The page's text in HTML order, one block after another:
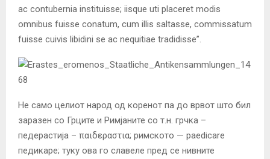
ac contubernia instituisse; iisque uti placeret modis
omnibus fuisse conatum, cum illis saltasse, commissatum
fuisse cuivis libidini se ac nequitiae tradidisse”.
Не само целиот народ од коренот па до врвот што бил
заразен со Грците и Римјаните со т.н. грчка –
педерастија – παιδεραστια; римското — paedicare
педикаре; туку ова го славеле пред се нивните